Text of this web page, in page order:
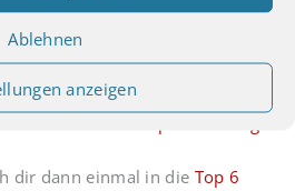
Ablehnen
anzeigen
Etikett erstellen? Dann schaue
1
erst einmal mit einem
jeden Fall gelingt? Dann
dir dann einmal in die Top 6